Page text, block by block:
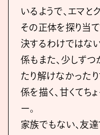
いるようで、エマと
その正体を探り当
決するわけではな
係もまた、少しずつ
たり解けなかった
係を描く、甘くてち
ー。
家族でもない、友